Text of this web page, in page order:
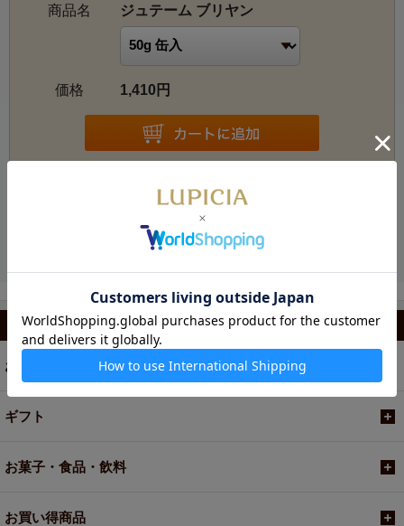
商品名
ジュテーム ブリヤン
価格 1,410円
お電話でのご注文・お問い合わせ
カテゴリから選ぶ
お茶
ギフト
お菓子・食品・飲料
お買い得商品